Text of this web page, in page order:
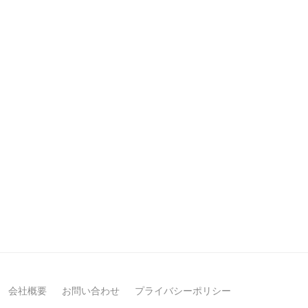
会社概要 お問い合わせ プライバシーポリシー